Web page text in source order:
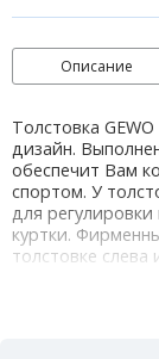
Описание
Толстовка
дизайн.
обеспечит Вам
спортом. У
для
куртки.
толстовке слева
GEWO
что удобно для